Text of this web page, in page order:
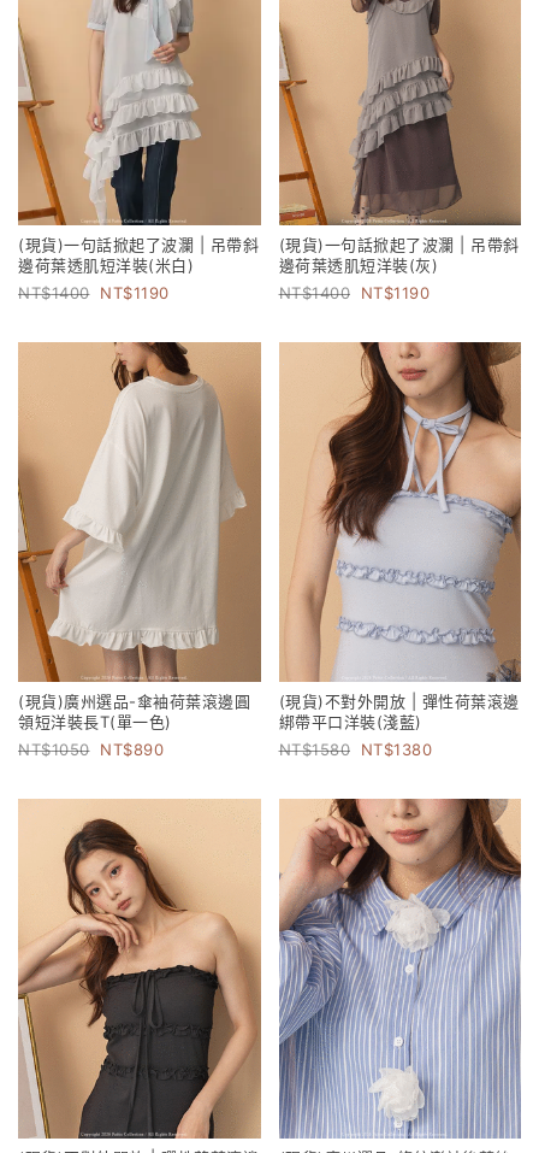
(現貨)一句話掀起了波瀾 | 吊帶斜
邊荷葉透肌短洋裝(米白)
1400
1190
(現貨)一句話掀起了波瀾 | 吊帶斜
邊荷葉透肌短洋裝(灰)
1400
1190
(現貨)廣州選品-傘袖荷葉滾邊圓
領短洋裝長T(單一色)
1050
890
(現貨)不對外開放 | 彈性荷葉滾邊
綁帶平口洋裝(淺藍)
1580
1380